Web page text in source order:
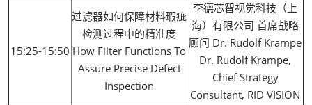
15:25-15:50
过滤器如何保障材料瑕疵
检测过程中的精准度
How Filter Functions To
Assure Precise Defect
Inspection
李德芯智视觉科技（上
海）有限公司 首席战略
顾问 Dr. Rudolf Krampe
Dr. Rudolf Krampe,
Chief Strategy
Consultant, RID VISION